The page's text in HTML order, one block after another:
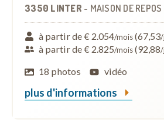
3350 LINTER - MAISON DE REPOS
à partir de € 2.054/mois(67,53
à partir de € 2.825/mois(92,88
18 photos
vidéo
plus d'informations